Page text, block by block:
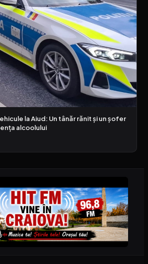
la Aiud: Un tânăr rănit și un șofer
alcoolului